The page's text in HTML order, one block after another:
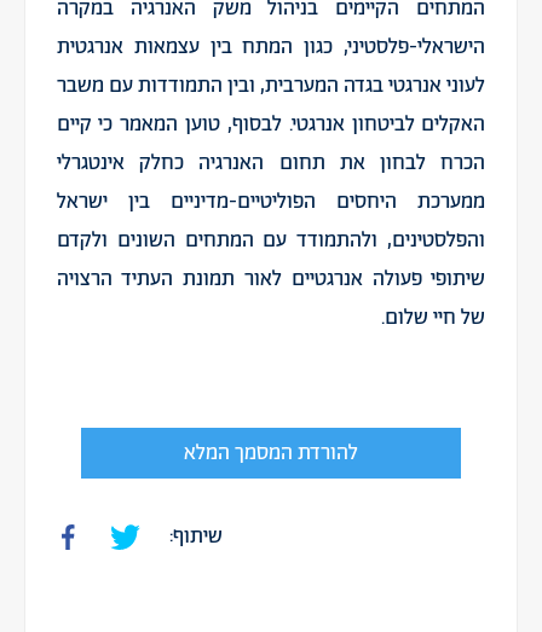
המתחים הקיימים בניהול משק האנרגיה במקרה
הישראלי-פלסטיני, כגון המתח בין עצמאות אנרגטית
לעוני אנרגטי בגדה המערבית, ובין התמודדות עם משבר
האקלים לביטחון אנרגטי. לבסוף, טוען המאמר כי קיים
הכרח לבחון את תחום האנרגיה כחלק אינטגרלי
ממערכת היחסים הפוליטיים-מדיניים בין ישראל
והפלסטינים, ולהתמודד עם המתחים השונים ולקדם
שיתופי פעולה אנרגטיים לאור תמונת העתיד הרצויה
של חיי שלום.
להורדת המסמך המלא
שיתוף: